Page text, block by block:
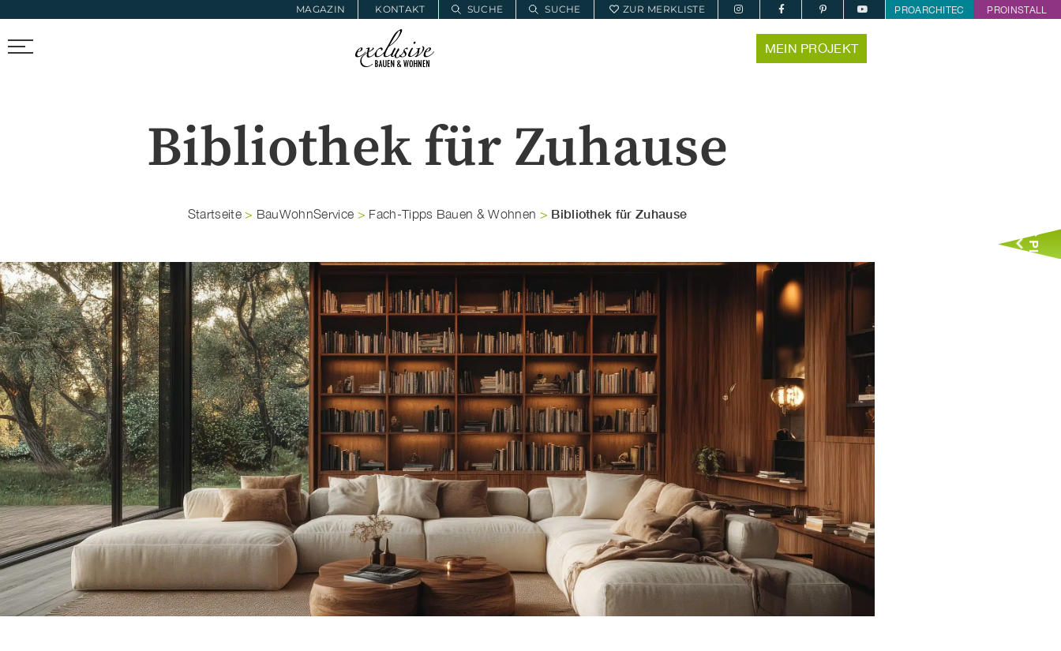
MAGAZIN KONTAKT SUCHE SUCHE ZUR MERKLISTE PROARCHITEC PROINSTALL
FIRMEN FINDEN BAUWOHNSERVICE
MEIN PROJEKT
Bibliothek für Zuhause
Startseite> BauWohnService > Fach-Tipps Bauen & Wohnen > Bibliothek für Zuhause Jetzt Planen